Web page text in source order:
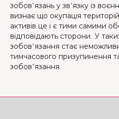
зобов’язань у зв’язку із
визнає що окупація
активів це і є тими самими
відповідають сторони. У
зобов’язання стає
тимчасового призупинення
зобов’язання.